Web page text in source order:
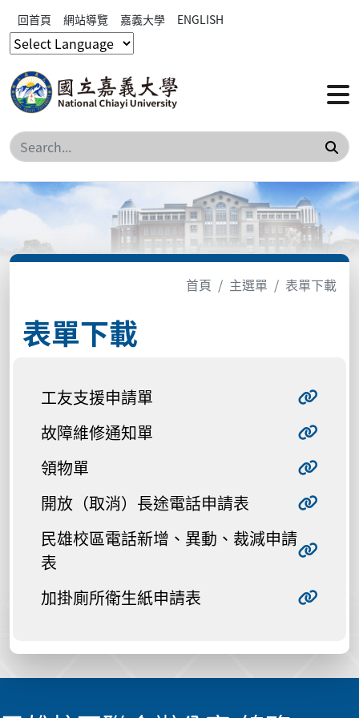
回首頁 網站導覽 嘉義大學 ENGLISH
搜
首頁 主選單 表單下載
表單下載
工友支援申請單
故障維修通知單
領物單
開放（取消）長途電話申請表
民雄校區電話新增、異動、裁減申請
表
加掛廁所衛生紙申請表